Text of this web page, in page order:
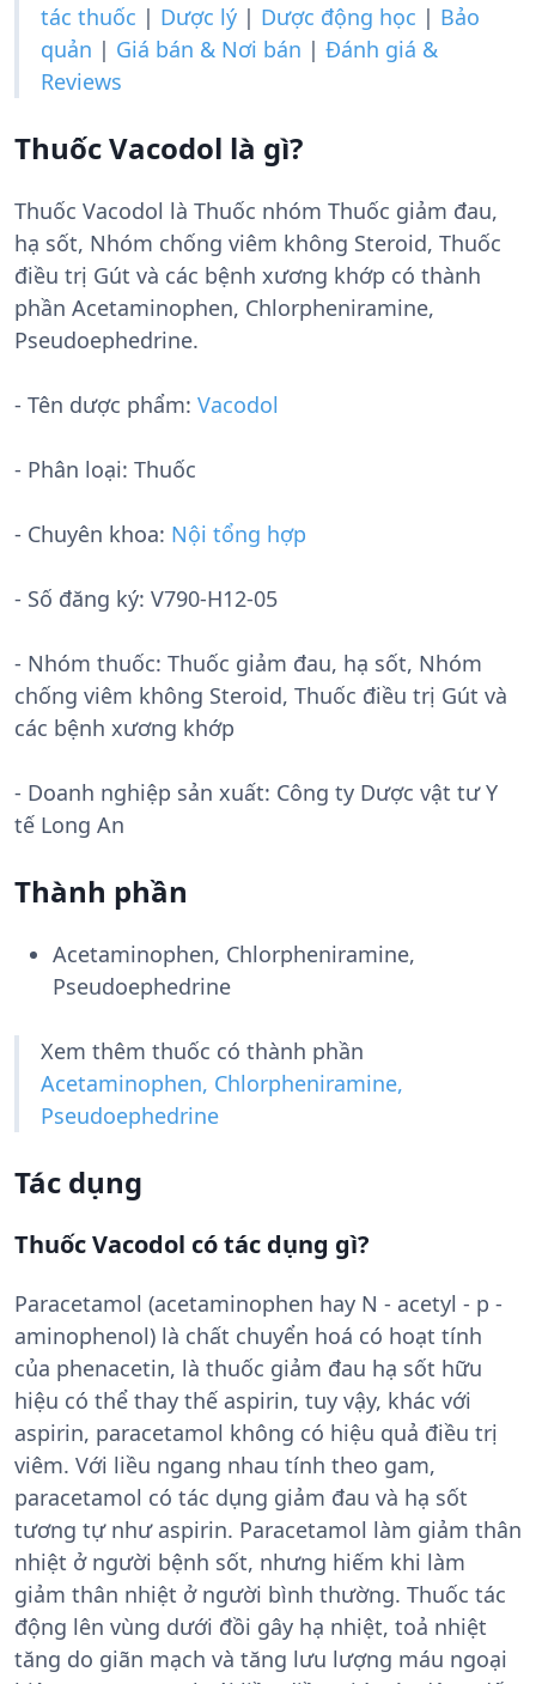
tác thuốc | Dược lý | Dược động học | Bảo
quản | Giá bán & Nơi bán | Đánh giá &
Reviews
Thuốc Vacodol là gì?
Thuốc Vacodol là Thuốc nhóm Thuốc giảm đau,
hạ sốt, Nhóm chống viêm không Steroid, Thuốc
điều trị Gút và các bệnh xương khớp có thành
phần Acetaminophen, Chlorpheniramine,
Pseudoephedrine.
- Tên dược phẩm: Vacodol
- Phân loại: Thuốc
- Chuyên khoa: Nội tổng hợp
- Số đăng ký: V790-H12-05
- Nhóm thuốc: Thuốc giảm đau, hạ sốt, Nhóm
chống viêm không Steroid, Thuốc điều trị Gút và
các bệnh xương khớp
- Doanh nghiệp sản xuất: Công ty Dược vật tư Y
tế Long An
Thành phần
Acetaminophen, Chlorpheniramine,
Pseudoephedrine
Xem thêm thuốc có thành phần
Acetaminophen, Chlorpheniramine,
Pseudoephedrine
Tác dụng
Thuốc Vacodol có tác dụng gì?
Paracetamol (acetaminophen hay N - acetyl - p -
aminophenol) là chất chuyển hoá có hoạt tính
của phenacetin, là thuốc giảm đau hạ sốt hữu
hiệu có thể thay thế aspirin, tuy vậy, khác với
aspirin, paracetamol không có hiệu quả điều trị
viêm. Với liều ngang nhau tính theo gam,
paracetamol có tác dụng giảm đau và hạ sốt
tương tự như aspirin. Paracetamol làm giảm thân
nhiệt ở người bệnh sốt, nhưng hiếm khi làm
giảm thân nhiệt ở người bình thường. Thuốc tác
động lên vùng dưới đồi gây hạ nhiệt, toả nhiệt
tăng do giãn mạch và tăng lưu lượng máu ngoại